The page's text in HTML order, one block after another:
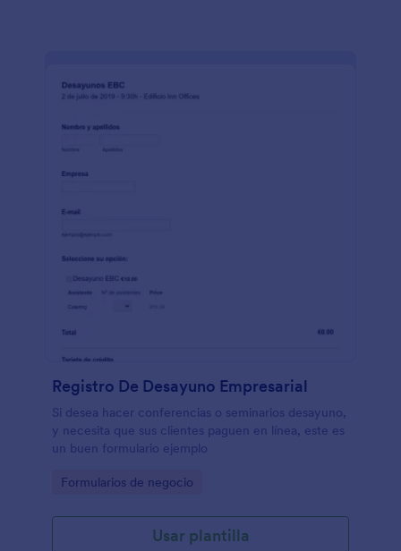
Registro De Desayuno Empresarial
Si desea hacer conferencias o seminarios desayuno,
y necesita que sus clientes paguen en línea, este es
un buen formulario ejemplo
Go to Category:
Formularios de negocio
Usar plantilla